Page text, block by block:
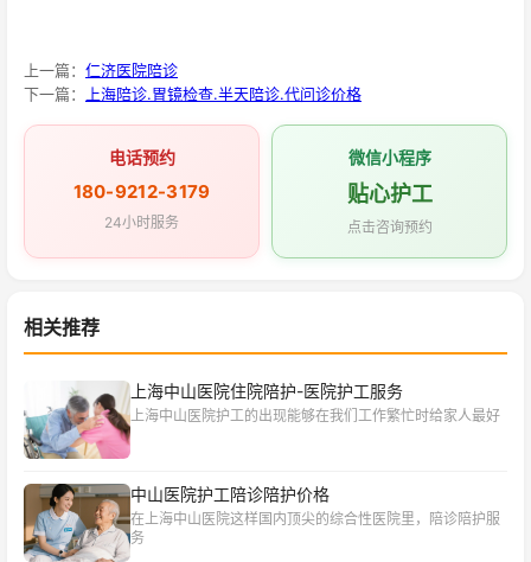
上一篇： 仁济医院陪诊
下一篇：
上海陪诊.胃镜检查.半天陪诊.代问诊价格
电话预约
180-9212-3179
24小时服务
微信小程序
贴心护工
点击咨询预约
相关推荐
上海中山医院住院陪护-医院护工服务
上海中山医院护工的出现能够在我们工作繁忙时给家人最好
中山医院护工陪诊陪护价格
在上海中山医院这样国内顶尖的综合性医院里，陪诊陪护服
务